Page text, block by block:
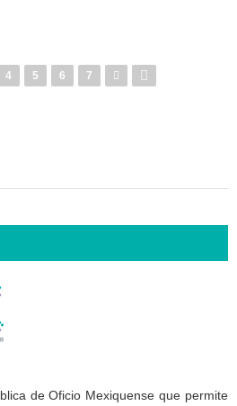
4 5 6 7
de Oficio Mexiquense que permite